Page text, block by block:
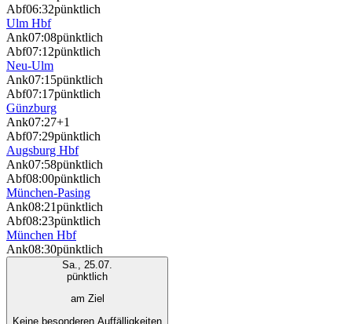
Abf06:32pünktlich
Ulm Hbf
Ank07:08pünktlich
Abf07:12pünktlich
Neu-Ulm
Ank07:15pünktlich
Abf07:17pünktlich
Günzburg
Ank07:27+1
Abf07:29pünktlich
Augsburg Hbf
Ank07:58pünktlich
Abf08:00pünktlich
München-Pasing
Ank08:21pünktlich
Abf08:23pünktlich
München Hbf
Ank08:30pünktlich
Sa., 25.07.
pünktlich
am Ziel
Keine besonderen Auffälligkeiten